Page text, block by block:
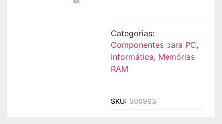
Categorias:
Componentes para PC,
Informática, Memórias
RAM
SKU: S06963